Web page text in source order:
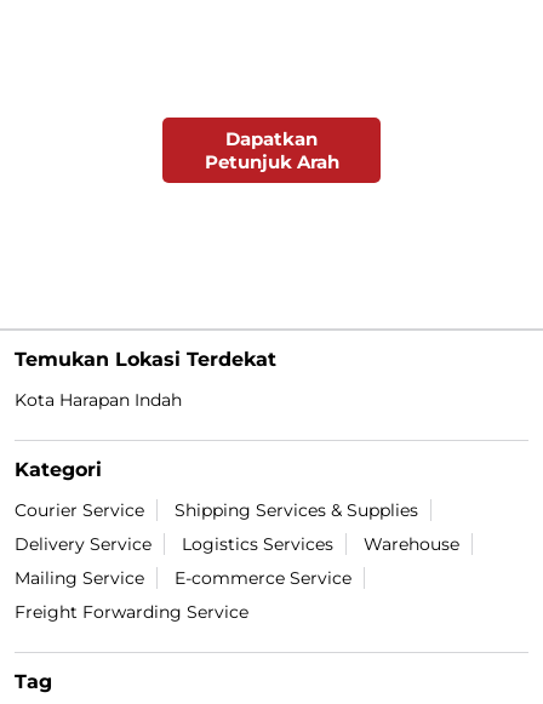
Dapatkan
Petunjuk Arah
Temukan Lokasi Terdekat
Kota Harapan Indah
Kategori
Courier Service
Shipping Services & Supplies
Delivery Service
Logistics Services
Warehouse
Mailing Service
E-commerce Service
Freight Forwarding Service
Tag